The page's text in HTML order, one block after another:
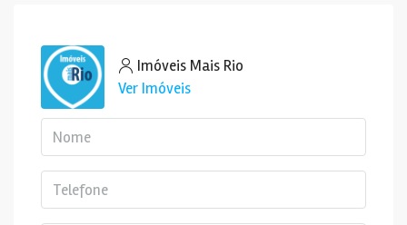
Imóveis Mais Rio
Ver Imóveis